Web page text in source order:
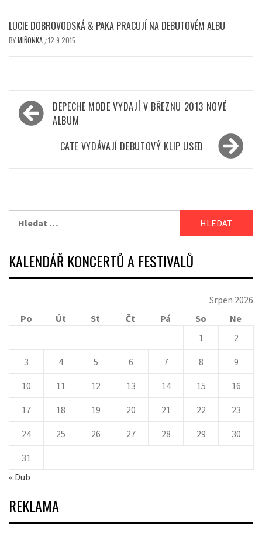
LUCIE DOBROVODSKÁ & PAKA PRACUJÍ NA DEBUTOVÉM ALBU
BYMIŇONKA /12.9.2015
Navigace
pro
příspěvek
DEPECHE MODE VYDAJÍ V BŘEZNU 2013 NOVÉ
ALBUM
CATE VYDÁVAJÍ DEBUTOVÝ KLIP USED
KALENDÁŘ KONCERTŮ A FESTIVALŮ
Srpen 2026
Po
Út St Čt Pá So
Ne
1
2
3 4 5 6 7 8 9
10 11 12 13 14 15 16
17 18 19 20 21 22 23
24 25 26 27 28 29 30
31
« Dub
REKLAMA